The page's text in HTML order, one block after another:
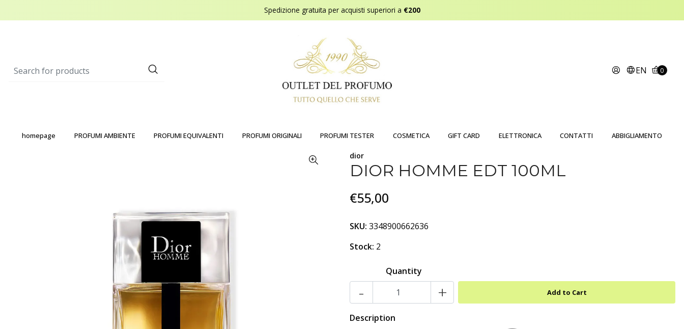
Spedizione gratuita per acquisti superiori a €200
EN 0
homepage PROFUMI AMBIENTE PROFUMI EQUIVALENTI PROFUMI ORIGINALI PROFUMI TESTER COSMETICA GIFT CARD ELETTRONICA CONTATTI ABBIGLIAMENTO
dior
DIOR HOMME EDT 100ML
€55,00
SKU: 3348900662636
Stock: 2
Quantity
- +
Description